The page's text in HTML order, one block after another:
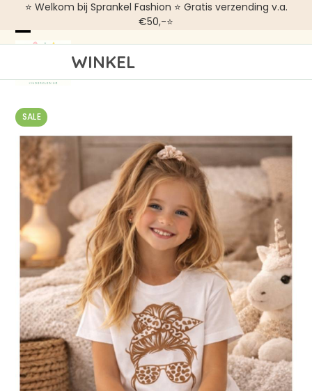
content
⭐ Welkom bij Sprankel Fashion ⭐ Gratis verzending v.a.
€50,-⭐
Open
Close
WINKEL
SALE